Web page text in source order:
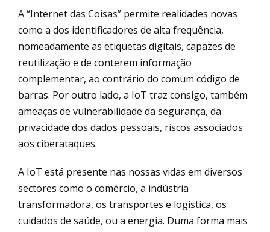
A “Internet das Coisas” permite realidades novas
como a dos identificadores de alta frequência,
nomeadamente as etiquetas digitais, capazes de
reutilização e de conterem informação
complementar, ao contrário do comum código de
barras. Por outro lado, a IoT traz consigo, também
ameaças de vulnerabilidade da segurança, da
privacidade dos dados pessoais, riscos associados
aos ciberataques.
A IoT está presente nas nossas vidas em diversos
sectores como o comércio, a indústria
transformadora, os transportes e logística, os
cuidados de saúde, ou a energia. Duma forma mais